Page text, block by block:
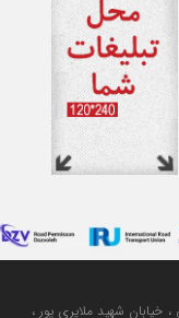
خیابان شهید ملایری پور ،